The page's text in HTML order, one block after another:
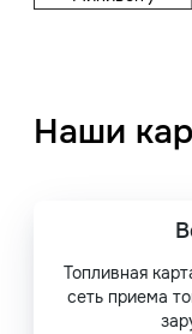
Наши
Топливная
сеть приема